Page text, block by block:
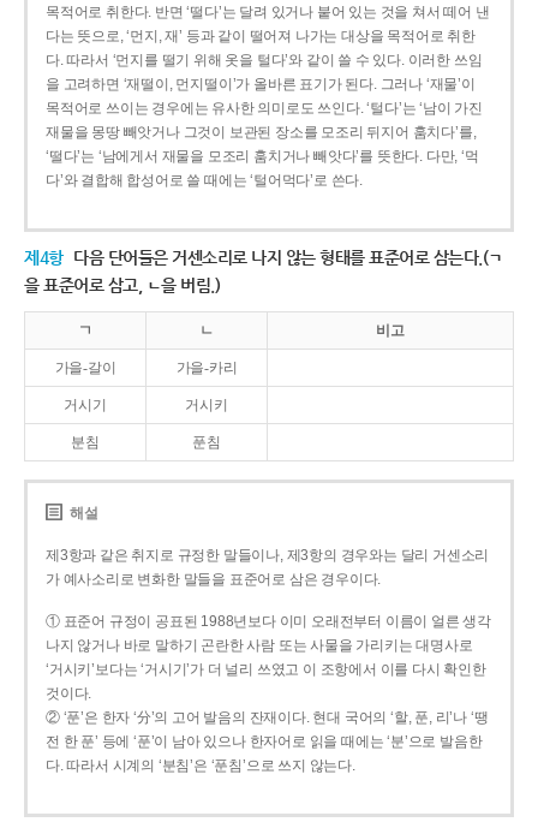
목적어로 취한다. 반면 ‘떨다’는 달려 있거나 붙어 있는 것을 쳐서 떼어 낸
다는 뜻으로, ‘먼지, 재’ 등과 같이 떨어져 나가는 대상을 목적어로 취한
다. 따라서 ‘먼지를 떨기 위해 옷을 털다’와 같이 쓸 수 있다. 이러한 쓰임
을 고려하면 ‘재떨이, 먼지떨이’가 올바른 표기가 된다. 그러나 ‘재물’이
목적어로 쓰이는 경우에는 유사한 의미로도 쓰인다. ‘털다’는 ‘남이 가진
재물을 몽땅 빼앗거나 그것이 보관된 장소를 모조리 뒤지어 훔치다’를,
‘떨다’는 ‘남에게서 재물을 모조리 훔치거나 빼앗다’를 뜻한다. 다만, ‘먹
다’와 결합해 합성어로 쓸 때에는 ‘털어먹다’로 쓴다.
제4항 다음 단어들은 거센소리로 나지 않는 형태를 표준어로 삼는다.(ㄱ
을 표준어로 삼고, ㄴ을 버림.)
ㄱ ㄴ 비고
가을-갈이 가을-카리
거시기 거시키
분침 푼침
해설
제3항과 같은 취지로 규정한 말들이나, 제3항의 경우와는 달리 거센소리
가 예사소리로 변화한 말들을 표준어로 삼은 경우이다.
① 표준어 규정이 공표된 1988년보다 이미 오래전부터 이름이 얼른 생각
나지 않거나 바로 말하기 곤란한 사람 또는 사물을 가리키는 대명사로
‘거시키’보다는 ‘거시기’가 더 널리 쓰였고 이 조항에서 이를 다시 확인한
것이다.
② ‘푼’은 한자 ‘分’의 고어 발음의 잔재이다. 현대 국어의 ‘할, 푼, 리’나 ‘땡
전 한 푼’ 등에 ‘푼’이 남아 있으나 한자어로 읽을 때에는 ‘분’으로 발음한
다. 따라서 시계의 ‘분침’은 ‘푼침’으로 쓰지 않는다.